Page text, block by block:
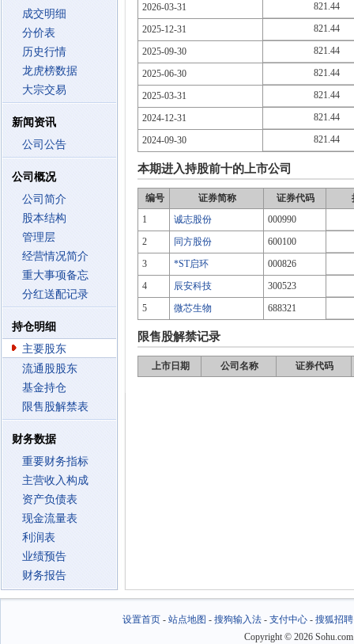
成交明细
分价表
历史行情
龙虎榜数据
大宗交易
新闻资讯
公司公告
公司概况
公司简介
股本结构
管理层
经营情况简介
重大事项备忘
分红送配记录
持仓明细
主要股东
流通股股东
基金持仓
限售股解禁表
财务数据
重要财务指标
主营收入构成
资产负债表
现金流量表
利润表
业绩预告
财务报告
2026-03-31
821.44
2025-12-31 821.44
2025-09-30 821.44
2025-06-30 821.44
2025-03-31 821.44
2024-12-31 821.44
2024-09-30 821.44
本期进入持股前十的上市公司
编号 证券简称 证券代码
1
诚志股份
000990
2
同方股份
600100
3
*ST启环
000826
4
辰安科技
300523
5
微芯生物 688321
限售股解禁记录
上市日期 公司名称 证券代码
设置首页- 站点地图 - 搜狗输入法- 支付中心- 搜狐招聘
Copyright © 2026